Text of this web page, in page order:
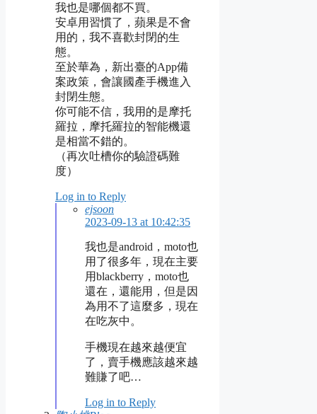
我也是哪個都不買。
安卓用習慣了，蘋果是不會
用的，我不喜歡封閉的生
態。
至於華為，新出臺的App備
案政策，會讓國產手機進入
封閉生態。
你可能不信，我用的是摩托
羅拉，摩托羅拉的智能機還
是相當不錯的。
（再次吐槽你的驗證碼難
度）
Log in to Reply
ejsoon
2023-09-13 at 10:42:35
我也是android，moto也
用了很多年，現在主要
用blackberry，moto也
還在，還能用，但是因
為用不了這麼多，現在
在吃灰中。
手機現在越來越便宜
了，賣手機應該越來越
難賺了吧…
Log in to Reply